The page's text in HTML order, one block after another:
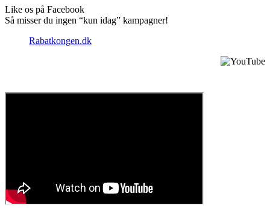
Like os på Facebook
Så misser du ingen “kun idag” kampagner!
Rabatkongen.dk